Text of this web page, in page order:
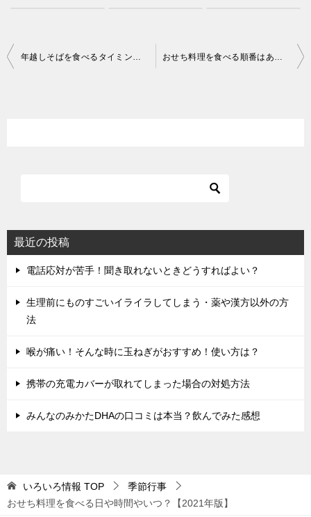
投
ン
年越しそばを食べるタイミングはいつ2021？時間・由来や意味 おせち料理を食べる順番はある？正しい食べ方は？
最近の投稿
電話応対が苦手！聞き取れないときどうすればよい？
生理前にものすごいイライラしてしまう・薬や漢方以外の方
法
喉が痛い！そんな時に玉ねぎがおすすめ！使い方は？
携帯の充電カバーが取れてしまった場合の対処方法
みんなのみかたDHAの口コミは本当？飲んでみた感想
いろいろ情報 TOP
季節行事
おせち料理を食べる日や時間やいつ？【2021年版】